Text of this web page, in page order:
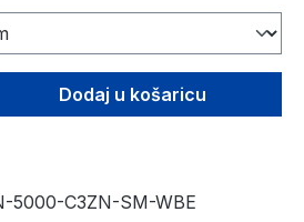
Unesite željenu
Dodaj u košaricu
5000-C3ZN-SM-WBE